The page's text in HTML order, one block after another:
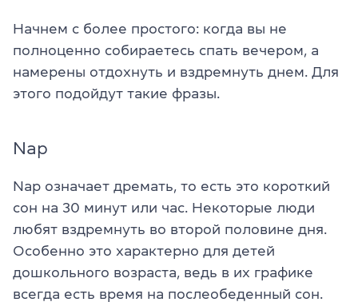
Начнем с более простого: когда вы не
полноценно собираетесь спать вечером, а
намерены отдохнуть и вздремнуть днем. Для
этого подойдут такие фразы.
Nap
Nap означает дремать, то есть это короткий
сон на 30 минут или час. Некоторые люди
любят вздремнуть во второй половине дня.
Особенно это характерно для детей
дошкольного возраста, ведь в их графике
всегда есть время на послеобеденный сон.